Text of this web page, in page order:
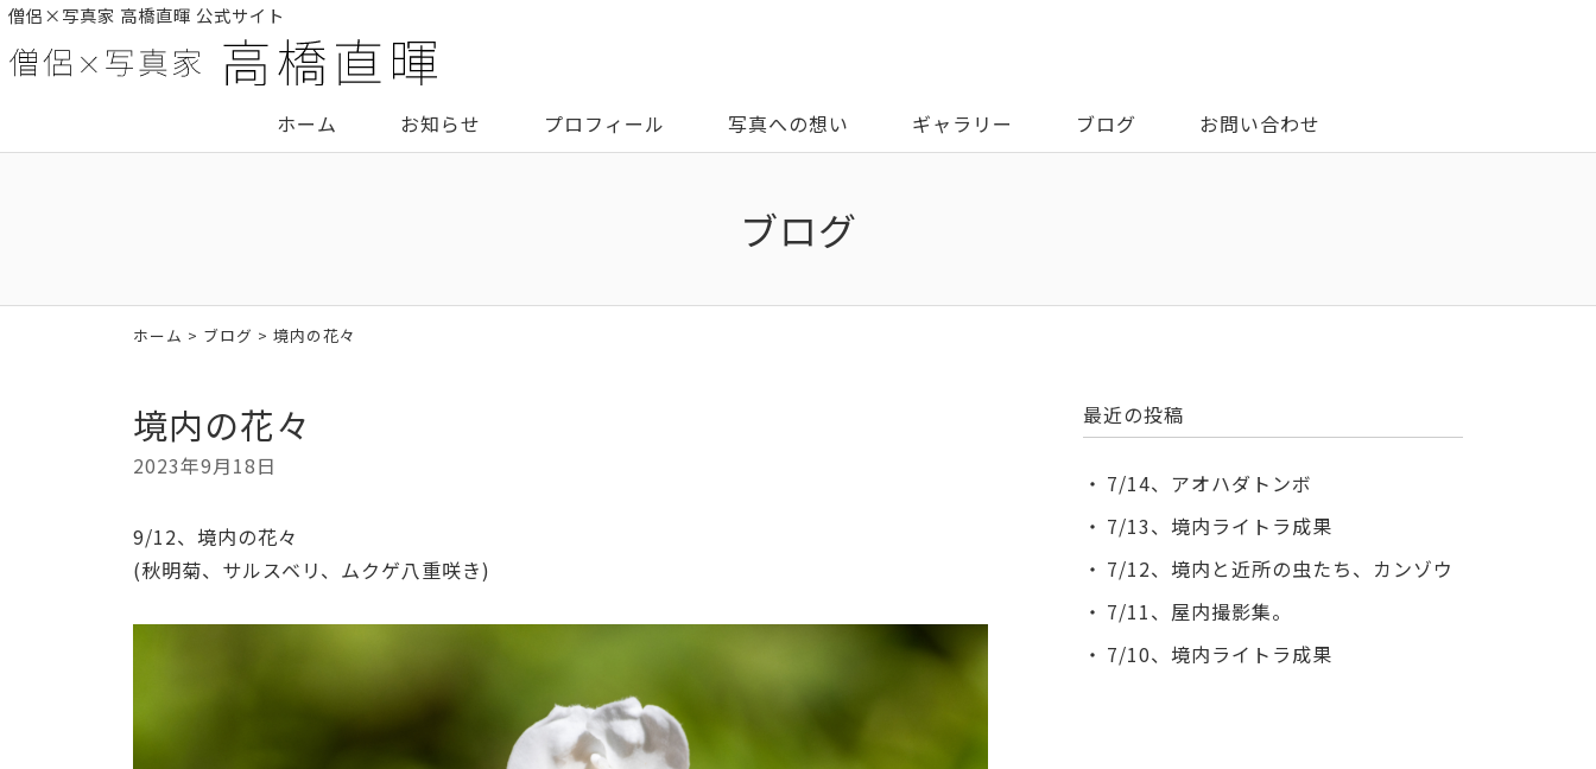
僧侶×写真家 高橋直暉 公式サイト
ホーム お知らせ プロフィール 写真への想い ギャラリー ブログ お問い合わせ
ブログ
ホーム > ブログ > 境内の花々
境内の花々
2023年9月18日
9/12、境内の花々
(秋明菊、サルスベリ、ムクゲ八重咲き)
最近の投稿
7/14、アオハダトンボ
7/13、境内ライトラ成果
7/12、境内と近所の虫たち、カンゾウ
7/11、屋内撮影集。
7/10、境内ライトラ成果